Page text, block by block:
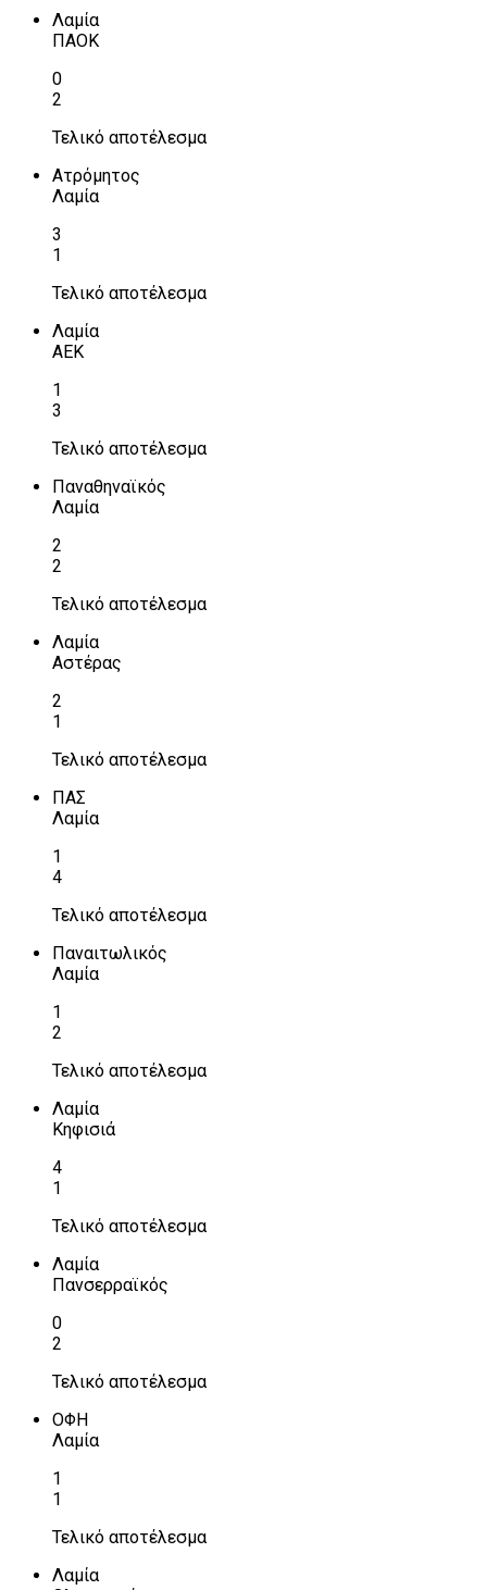
Λαμία
ΠΑΟΚ
0
2
Τελικό αποτέλεσμα
Ατρόμητος
Λαμία
3
1
Τελικό αποτέλεσμα
Λαμία
ΑΕΚ
1
3
Τελικό αποτέλεσμα
Παναθηναϊκός
Λαμία
2
2
Τελικό αποτέλεσμα
Λαμία
Αστέρας
2
1
Τελικό αποτέλεσμα
ΠΑΣ
Λαμία
1
4
Τελικό αποτέλεσμα
Παναιτωλικός
Λαμία
1
2
Τελικό αποτέλεσμα
Λαμία
Κηφισιά
4
1
Τελικό αποτέλεσμα
Λαμία
Πανσερραϊκός
0
2
Τελικό αποτέλεσμα
ΟΦΗ
Λαμία
1
1
Τελικό αποτέλεσμα
Λαμία